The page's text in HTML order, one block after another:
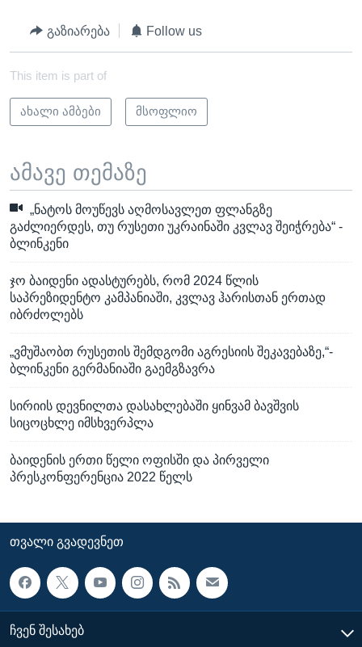
გაზიარება Follow us
This item is part of
ახალი ამბები მსოფლიო
ამავე თემაზე
„ნატოს მოუწევს აღმოსავლეთ ფლანგზე
გაძლიერდეს, თუ რუსეთი უკრაინაში კვლავ შეიჭრება“ -
ბლინკენი
ჯო ბაიდენი ადასტურებს, რომ 2024 წლის
საპრეზიდენტო კამპანიაში, კვლავ ჰარისთან ერთად
იბრძოლებს
„ვმუშაობთ რუსეთის შემდგომი აგრესიის შეკავებაზე,“-
ბლინკენი გერმანიაში გაემგზავრა
სირიის დევნილთა დასახლებაში ყინვამ ბავშვის
სიცოცხლე იმსხვერპლა
ბაიდენის ერთი წელი ოფისში და პირველი
პრესკონფერენცია 2022 წელს
ᲗᲕᲐᲚᲘ ᲒᲕᲐᲓᲔᲕᲜᲔᲗ
ᲩᲕᲔᲜ ᲨᲔᲡᲐᲮᲔᲑ